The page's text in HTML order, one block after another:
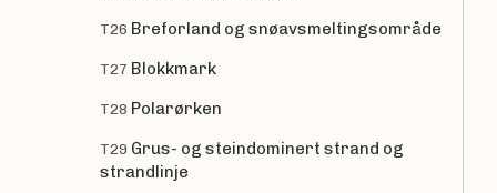
T26 Breforland og snøavsmeltingsområde
T27 Blokkmark
T28 Polarørken
T29 Grus- og steindominert strand og
strandlinje